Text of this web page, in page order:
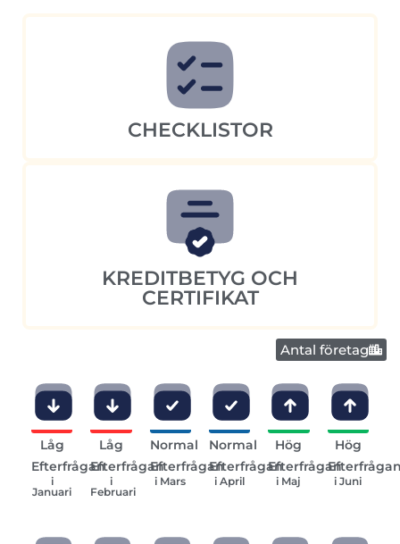
CHECKLISTOR
KREDITBETYG OCH
CERTIFIKAT
Antal företag
Låg
Efterfrågan
i
Januari
Låg
Efterfrågan
i
Februari
Normal
Efterfrågan
i Mars
Normal
Efterfrågan
i April
Hög
Efterfrågan
i Maj
Hög
i Juni